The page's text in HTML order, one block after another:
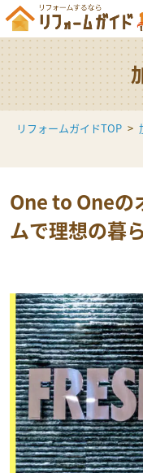
リフォームガイドTOP
One to Oneの
ムで理想の暮